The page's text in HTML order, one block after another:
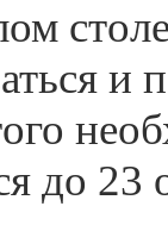
и
до 23